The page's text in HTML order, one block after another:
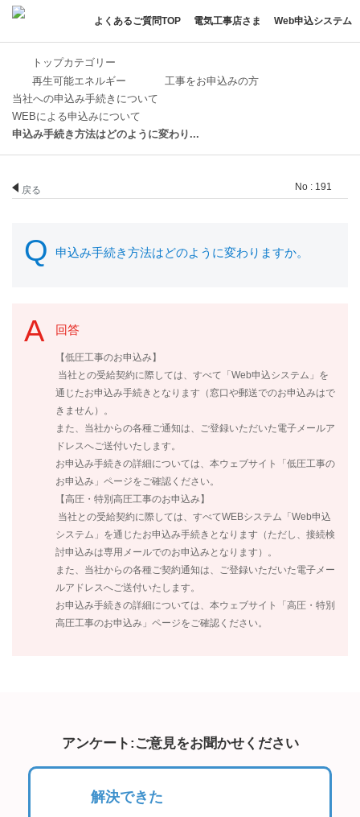
よくあるご質問TOP 電気工事店さま Web申込システム
トップカテゴリー
再生可能エネルギー
工事をお申込みの方
当社への申込み手続きについて
WEBによる申込みについて
申込み手続き方法はどのように変わり...
戻る No : 191
申込み手続き方法はどのように変わりますか。
回答
【低圧工事のお申込み】
当社との受給契約に際しては、すべて「Web申込システム」を
通じたお申込み手続きとなります（窓口や郵送でのお申込みはで
きません）。
また、当社からの各種ご通知は、ご登録いただいた電子メールア
ドレスへご送付いたします。
お申込み手続きの詳細については、本ウェブサイト「低圧工事の
お申込み」ページをご確認ください。
【高圧・特別高圧工事のお申込み】
当社との受給契約に際しては、すべてWEBシステム「Web申込
システム」を通じたお申込み手続きとなります（ただし、接続検
討申込みは専用メールでのお申込みとなります）。
また、当社からの各種ご契約通知は、ご登録いただいた電子メー
ルアドレスへご送付いたします。
お申込み手続きの詳細については、本ウェブサイト「高圧・特別
高圧工事のお申込み」ページをご確認ください。
アンケート:ご意見をお聞かせください
解決できた